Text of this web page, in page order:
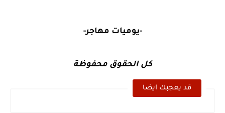
-يوميات مهاجر-
كل الحقوق محفوظة
قد يعجبك ايضا